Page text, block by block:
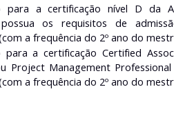
para a certificação nível D da
os requisitos de
a frequência do 2º ano do
para a certificação Certified
Project Management
a frequência do 2º ano do